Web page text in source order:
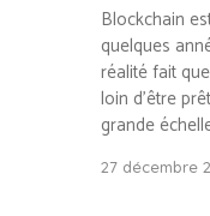
Blockchain
quelques
réalité fait
loin d’être
grande
27 décembre